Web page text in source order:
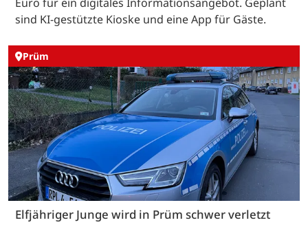
sind KI-gestützte Kioske und eine App für Gäste.
Prüm
Elfjähriger Junge wird in Prüm schwer verletzt